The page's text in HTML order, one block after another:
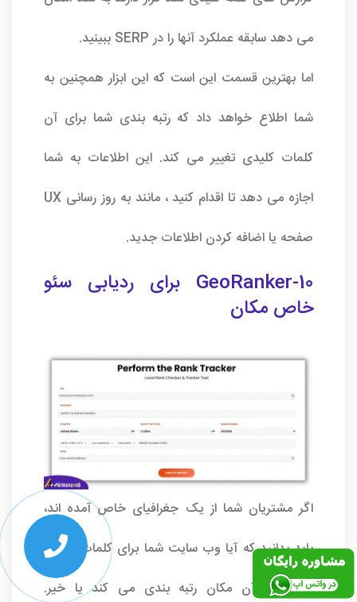
می دهد سابقه عملکرد آنها را در SERP ببینید.
اما بهترین قسمت این است که این ابزار همچنین به
شما اطلاع خواهد داد که رتبه بندی شما برای آن
کلمات کلیدی تغییر می کند. این اطلاعات به شما
اجازه می دهد تا اقدام کنید ، مانند به روز رسانی UX
صفحه یا اضافه کردن اطلاعات جدید.
10-GeoRanker برای ردیابی سئو
خاص مکان
اگر مشتریان شما از یک جغرافیای خاص آمده اند،
باید بدانید که آیا وب سایت شما برای کلمات کلیدی
مرتبط در آن مکان رتبه بندی می کند یا خیر.